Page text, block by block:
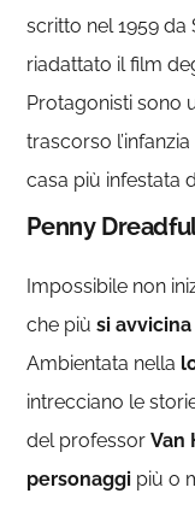
scritto nel 1959 da
riadattato il film
Protagonisti sono
trascorso
casa più infestata
Penny
Impossibile non
che più si
Ambientata nella
intrecciano le
del professorVan
personaggi più o